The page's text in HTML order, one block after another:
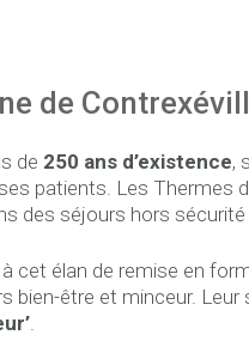
de
de 250 ans d’existence,
patients. Les Thermes
des séjours hors sécurité
cet élan de remise en
bien-être et minceur. Leur
.